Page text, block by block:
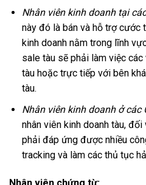
Nhân viên kinh doanh tại
này đó là bán và hỗ trợ
kinh doanh nằm trong lĩnh
sale tàu sẽ phải làm việc
tàu hoặc trực tiếp với bên
tàu.
Nhân viên kinh doanh ở các
nhân viên kinh doanh tàu,
phải đáp ứng được nhiều
tracking và làm các thủ tục